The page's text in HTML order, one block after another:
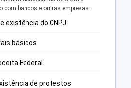
com bancos e outras empresas.
existência do CNPJ
básicos
Federal
de protestos